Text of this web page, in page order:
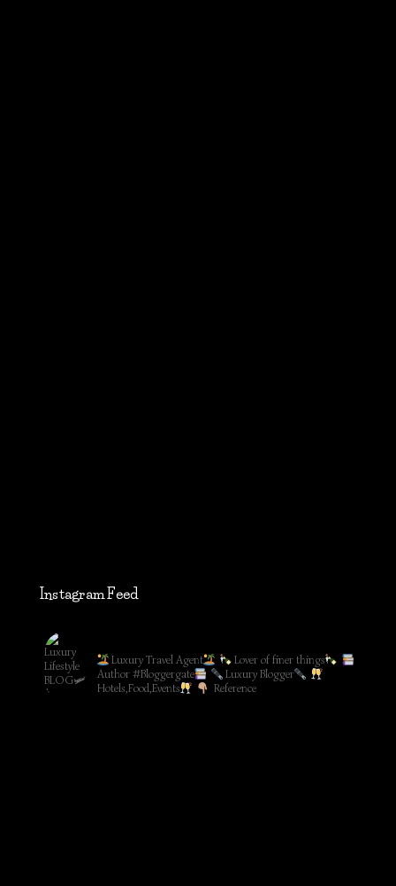
Instagram Feed
Luxury Travel Agent
Lover of finer things
Author #Bloggergate
Luxury Blogger
Hotels,Food,Events
Reference